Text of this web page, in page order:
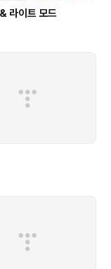
라이트 모드